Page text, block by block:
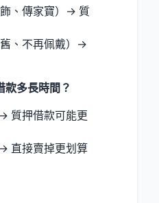
、傳家寶）→ 質
、不再佩戴）→
款多長時間？
質押借款可能更
直接賣掉更划算